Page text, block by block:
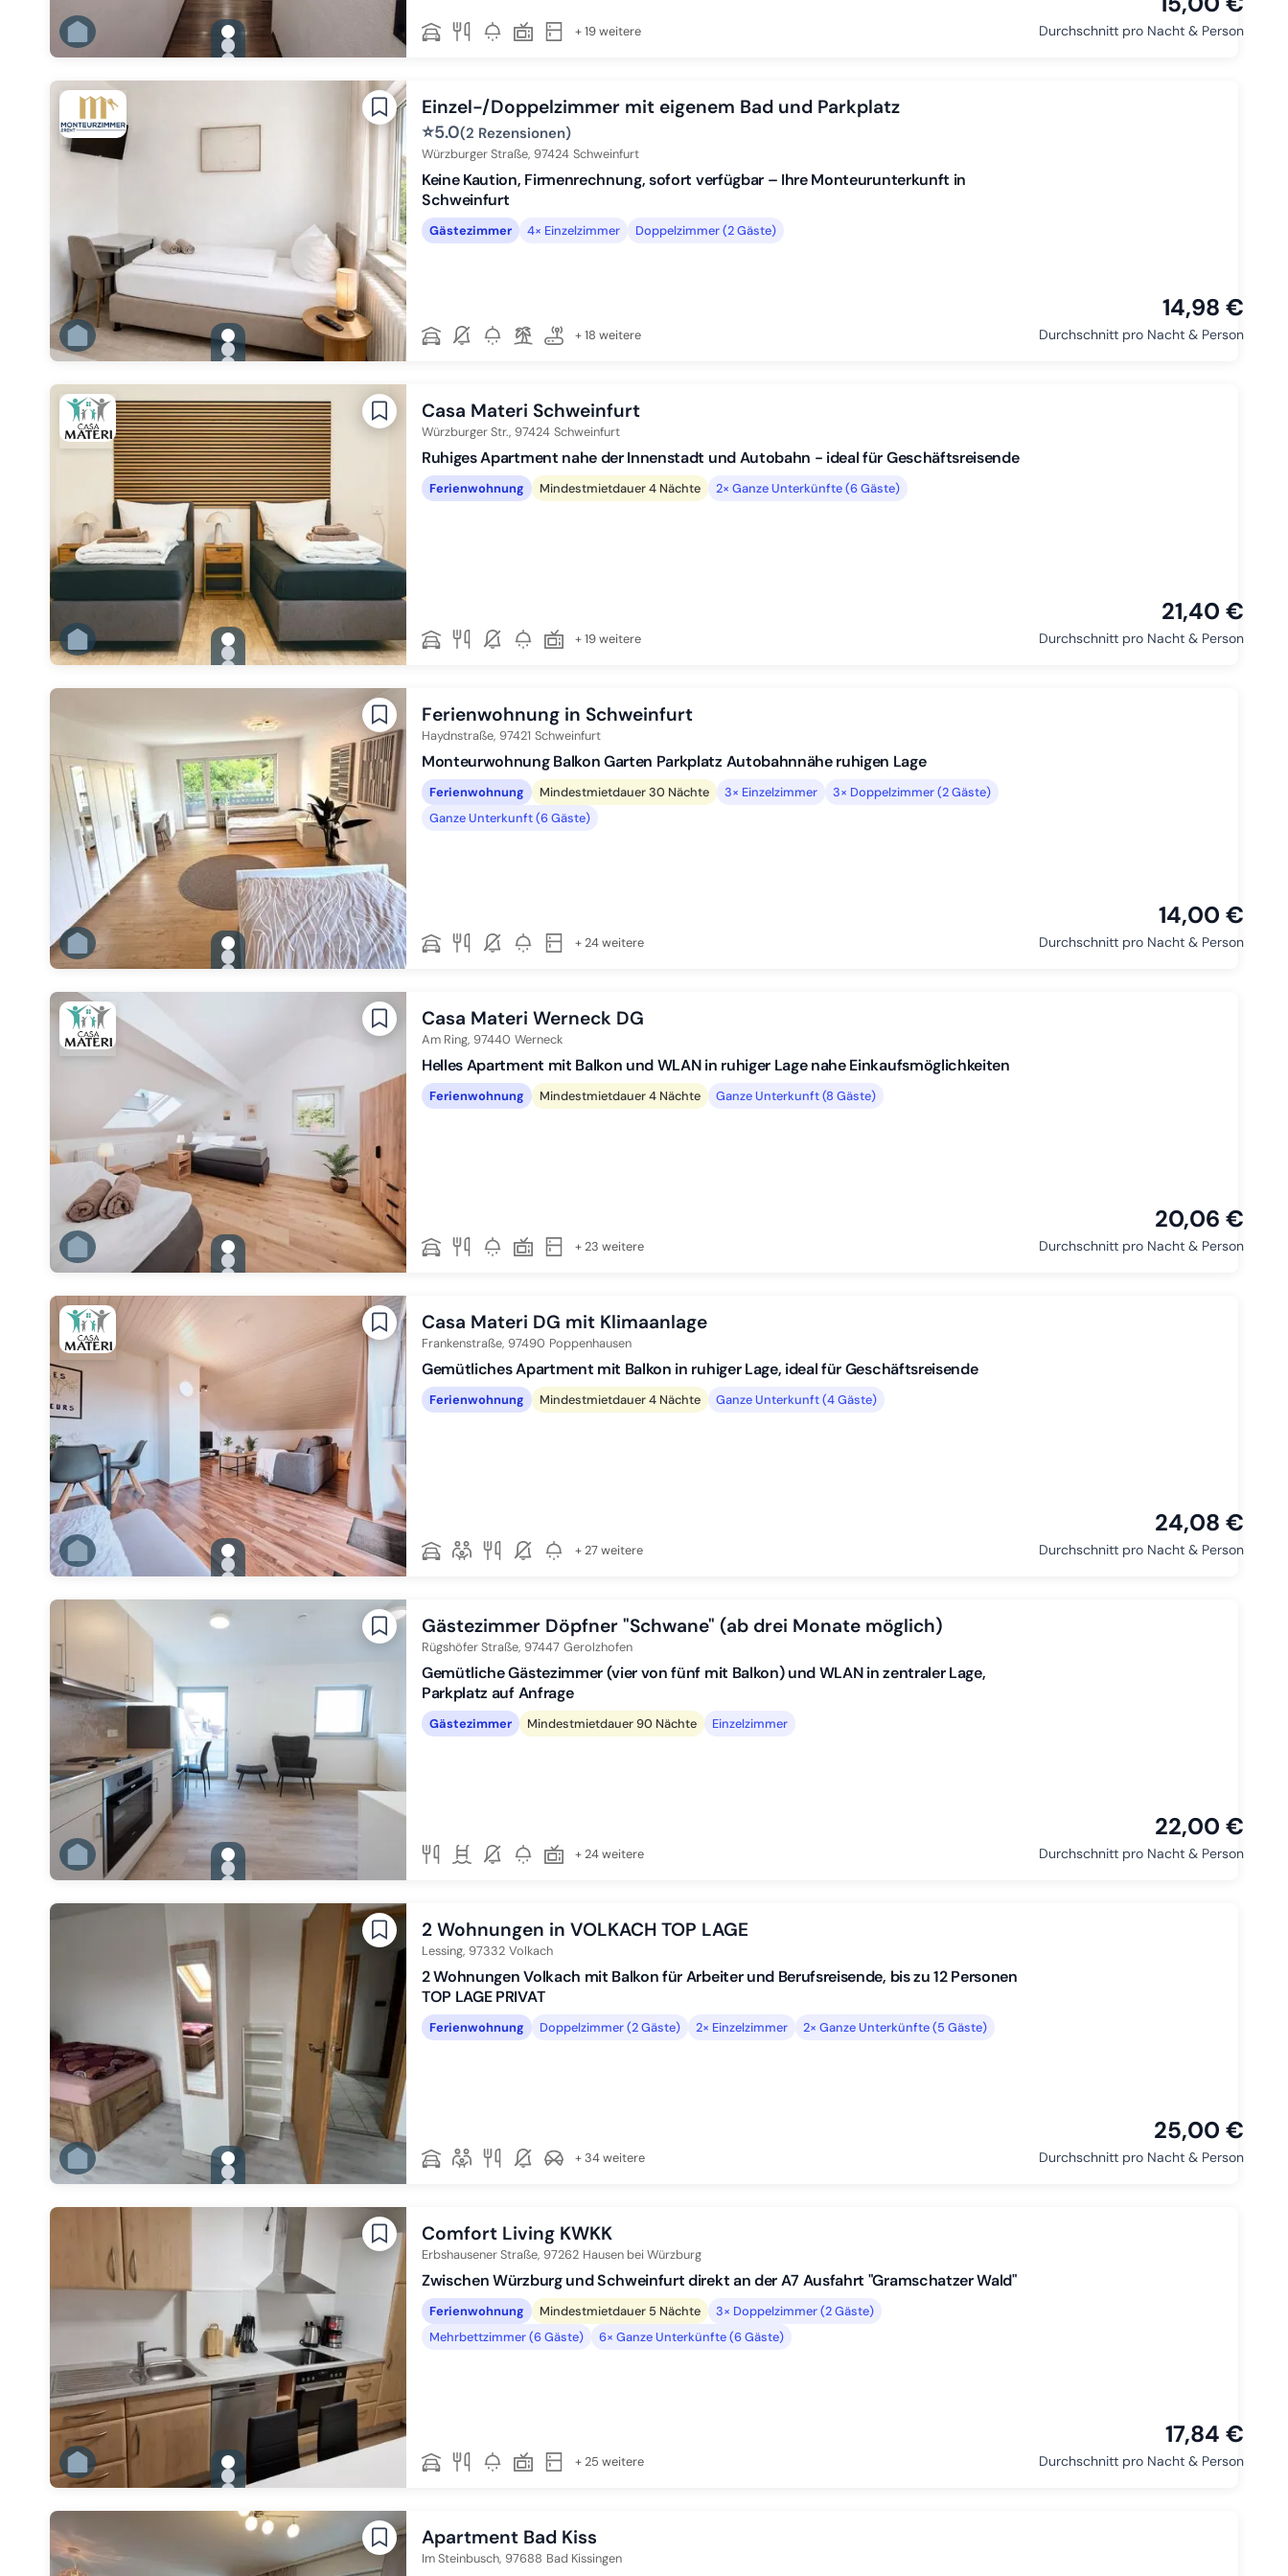
gallery.slide_selector
Zu Slide 1 wechseln
Zu Slide 2 wechseln
+ 19 weitere Durchschnitt pro Nacht & Person
gallery.slide_selector
Zu Slide 1 wechseln
Zu Slide 2 wechseln
Zu Slide 5 wechseln
Zu Slide 6 wechseln
Einzel-/Doppelzimmer mit eigenem Bad und Parkplatz
⭐5.0(2 Rezensionen)
Würzburger Straße, 97424 Schweinfurt
Keine Kaution, Firmenrechnung, sofort verfügbar – Ihre Monteurunterkunft in
Schweinfurt
Gästezimmer 4× Einzelzimmer Doppelzimmer (2 Gäste)
+ 18 weitere
14,98 €
Durchschnitt pro Nacht & Person
gallery.slide_selector
Zu Slide 1 wechseln
Zu Slide 2 wechseln
Zu Slide 6 wechseln
Casa Materi Schweinfurt
Würzburger Str., 97424 Schweinfurt
Ruhiges Apartment nahe der Innenstadt und Autobahn - ideal für Geschäftsreisende
Ferienwohnung Mindestmietdauer 4 Nächte 2× Ganze Unterkünfte (6 Gäste)
+ 19 weitere
21,40 €
Durchschnitt pro Nacht & Person
gallery.slide_selector
Zu Slide 1 wechseln
Zu Slide 2 wechseln
Ferienwohnung in Schweinfurt
Haydnstraße, 97421 Schweinfurt
Monteurwohnung Balkon Garten Parkplatz Autobahnnähe ruhigen Lage
Ferienwohnung Mindestmietdauer 30 Nächte 3× Einzelzimmer
3× Doppelzimmer (2 Gäste)
Ganze Unterkunft (6 Gäste)
+ 24 weitere
14,00 €
Durchschnitt pro Nacht & Person
gallery.slide_selector
Zu Slide 1 wechseln
Zu Slide 2 wechseln
Zu Slide 5 wechseln
Zu Slide 6 wechseln
Casa Materi Werneck DG
Am Ring, 97440 Werneck
Helles Apartment mit Balkon und WLAN in ruhiger Lage nahe Einkaufsmöglichkeiten
Ferienwohnung Mindestmietdauer 4 Nächte Ganze Unterkunft (8 Gäste)
+ 23 weitere
20,06 €
Durchschnitt pro Nacht & Person
gallery.slide_selector
Zu Slide 1 wechseln
Zu Slide 2 wechseln
Zu Slide 5 wechseln
Casa Materi DG mit Klimaanlage
Frankenstraße, 97490 Poppenhausen
Gemütliches Apartment mit Balkon in ruhiger Lage, ideal für Geschäftsreisende
Ferienwohnung Mindestmietdauer 4 Nächte Ganze Unterkunft (4 Gäste)
+ 27 weitere
24,08 €
Durchschnitt pro Nacht & Person
gallery.slide_selector
Zu Slide 1 wechseln
Zu Slide 2 wechseln
Zu Slide 4 wechseln
Zu Slide 5 wechseln
Zu Slide 6 wechseln
Gästezimmer Döpfner "Schwane" (ab drei Monate möglich)
Rügshöfer Straße, 97447 Gerolzhofen
Gemütliche Gästezimmer (vier von fünf mit Balkon) und WLAN in zentraler Lage,
Parkplatz auf Anfrage
Gästezimmer Mindestmietdauer 90 Nächte Einzelzimmer
+ 24 weitere
22,00 €
Durchschnitt pro Nacht & Person
gallery.slide_selector
Zu Slide 1 wechseln
Zu Slide 2 wechseln
Zu Slide 4 wechseln
Zu Slide 5 wechseln
Zu Slide 6 wechseln
2 Wohnungen in VOLKACH TOP LAGE
Lessing, 97332 Volkach
2 Wohnungen Volkach mit Balkon für Arbeiter und Berufsreisende, bis zu 12 Personen
TOP LAGE PRIVAT
Ferienwohnung Doppelzimmer (2 Gäste) 2× Einzelzimmer 2× Ganze Unterkünfte (5 Gäste)
+ 34 weitere
25,00 €
Durchschnitt pro Nacht & Person
gallery.slide_selector
Zu Slide 1 wechseln
Zu Slide 2 wechseln
Zu Slide 4 wechseln
Zu Slide 5 wechseln
Zu Slide 6 wechseln
Comfort Living KWKK
Erbshausener Straße, 97262 Hausen bei Würzburg
Zwischen Würzburg und Schweinfurt direkt an der A7 Ausfahrt "Gramschatzer Wald"
Ferienwohnung Mindestmietdauer 5 Nächte
3× Doppelzimmer (2 Gäste)
Mehrbettzimmer (6 Gäste)
6× Ganze Unterkünfte (6 Gäste)
+ 25 weitere
17,84 €
Durchschnitt pro Nacht & Person
Apartment Bad Kiss
Im Steinbusch, 97688 Bad Kissingen